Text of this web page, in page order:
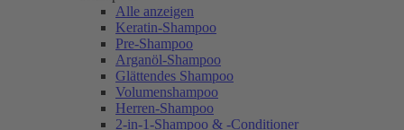
Alle anzeigen
Keratin-Shampoo
Pre-Shampoo
Arganöl-Shampoo
Glättendes Shampoo
Volumenshampoo
Herren-Shampoo
2-in-1-Shampoo & -Conditioner